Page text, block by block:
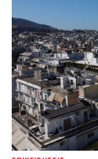
ΕΠΙΧΕΙΡΗΣΕΙΣ
Alpha Bank: